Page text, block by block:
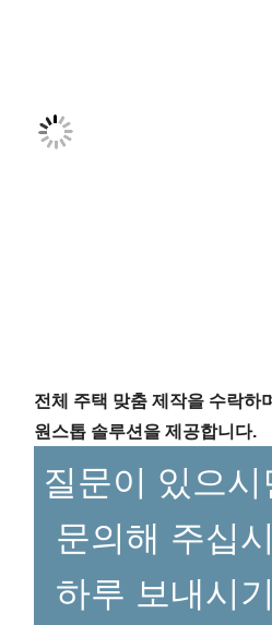
전체 주택 맞춤 제작을 수락하
원스톱 솔루션을 제공합니다.
질문이 있으시
문의해 주십
하루 보내시